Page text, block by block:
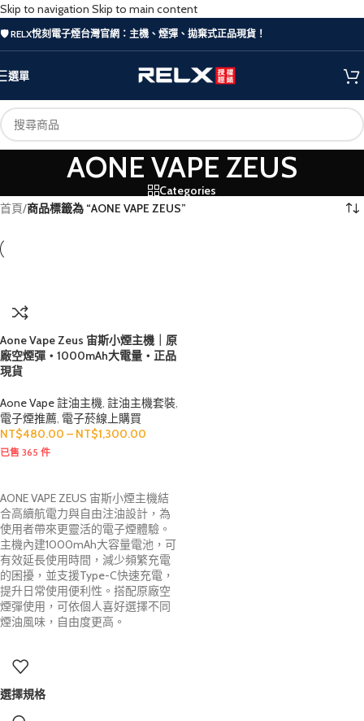
Skip to navigation Skip to main content
🛡️ RELX悅刻電子煙台灣官網：主機、煙彈、拋棄式正品現貨！
選單
AONE VAPE ZEUS
Categories
首頁/商品標籤為 “AONE VAPE ZEUS”
Aone Vape Zeus 宙斯小煙主機｜原
廠空煙彈・1000mAh大電量・正品
現貨
Aone Vape 註油主機, 註油主機套裝,
電子煙推薦, 電子菸線上購買
NT$480.00 – NT$1,300.00
已售 365 件
AONE VAPE ZEUS 宙斯小煙主機結
合高續航電力與自由注油設計，為
使用者帶來更靈活的電子煙體驗。
主機內建1000mAh大容量電池，可
有效延長使用時間，減少頻繁充電
的困擾，並支援Type-C快速充電，
提升日常使用便利性。搭配原廠空
煙彈使用，可依個人喜好選擇不同
煙油風味，自由度更高。
選擇規格